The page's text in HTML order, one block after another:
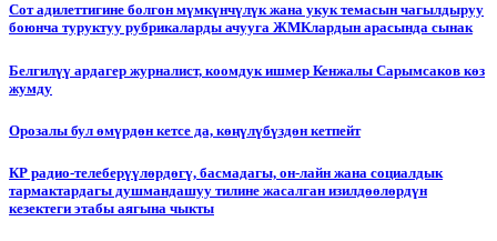
Сот адилеттигине болгон мүмкүнчүлүк жана укук темасын чагылдыруу
боюнча туруктуу рубрикаларды ачууга ЖМКлардын арасында сынак
Белгилүү ардагер журналист, коомдук ишмер Кенжалы Сарымсаков көз
жумду
Орозалы бул өмүрдөн кетсе да, көңүлүбүздөн кетпейт
КР радио-телеберүүлөрдөгү, басмадагы, он-лайн жана социалдык
тармактардагы душмандашуу тилине жасалган изилдөөлөрдүн
кезектеги этабы аягына чыкты